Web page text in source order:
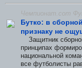
Чемпионат.com
Бутко: в
признаку не
Защитник
принципах
национальной
все футболисты